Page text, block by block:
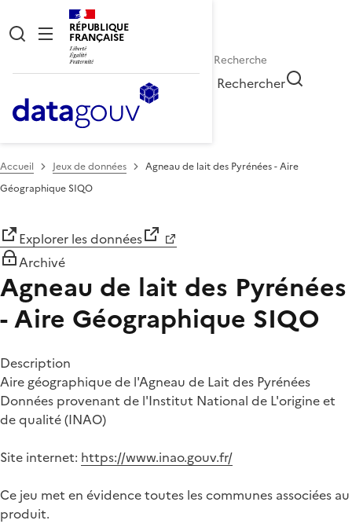
RÉPUBLIQUE
FRANÇAISE
Rechercher
Accueil Jeux de données
Agneau de lait des Pyrénées - Aire
Géographique SIQO
Explorer les données
Archivé
Agneau de lait des Pyrénées
- Aire Géographique SIQO
Description
Aire géographique de l'Agneau de Lait des Pyrénées
Données provenant de l'Institut National de L'origine et
de qualité (INAO)
Site internet: https://www.inao.gouv.fr/
Ce jeu met en évidence toutes les communes associées au
produit.